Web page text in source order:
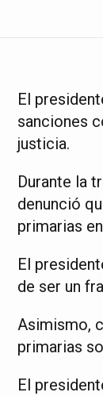
El
sanciones
justicia.
Durante la
denunció
primarias
El
de ser un
Asimismo,
primarias
El